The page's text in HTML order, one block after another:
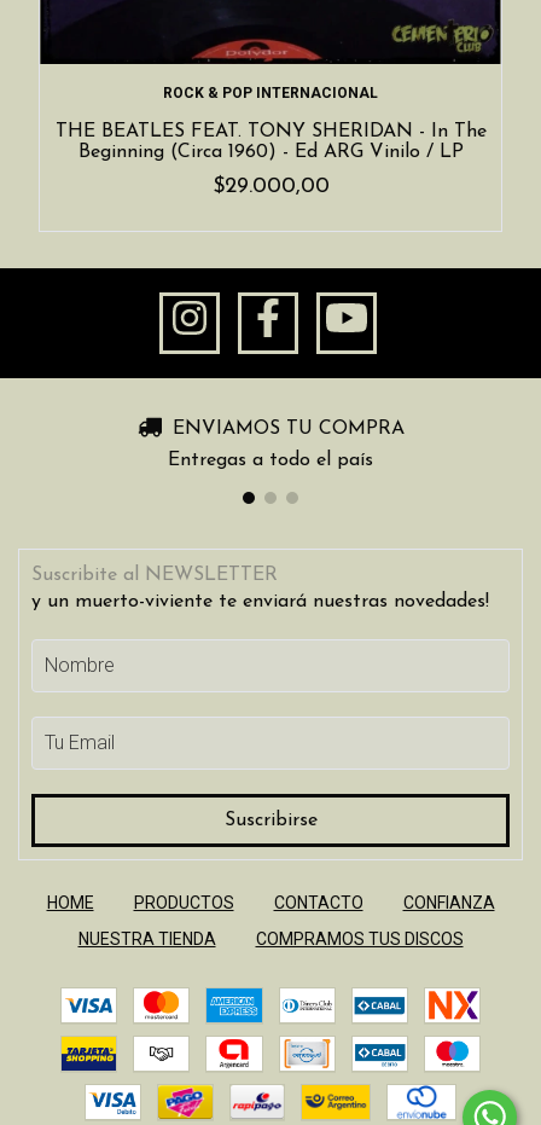
ROCK & POP INTERNACIONAL
THE BEATLES FEAT. TONY SHERIDAN - In The
Beginning (Circa 1960) - Ed ARG Vinilo / LP
$29.000,00
ENVIAMOS TU COMPRA
Entregas a todo el país
Suscribite al NEWSLETTER
y un muerto-viviente te enviará nuestras novedades!
HOME PRODUCTOS CONTACTO
CONFIANZA
NUESTRA TIENDA
COMPRAMOS TUS DISCOS